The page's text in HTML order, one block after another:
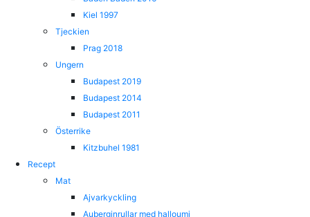
Kiel 1997
Tjeckien
Prag 2018
Ungern
Budapest 2019
Budapest 2014
Budapest 2011
Österrike
Kitzbuhel 1981
Recept
Mat
Ajvarkyckling
Auberginrullar med halloumi